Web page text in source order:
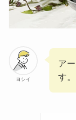
ヨシイ
ア
す。